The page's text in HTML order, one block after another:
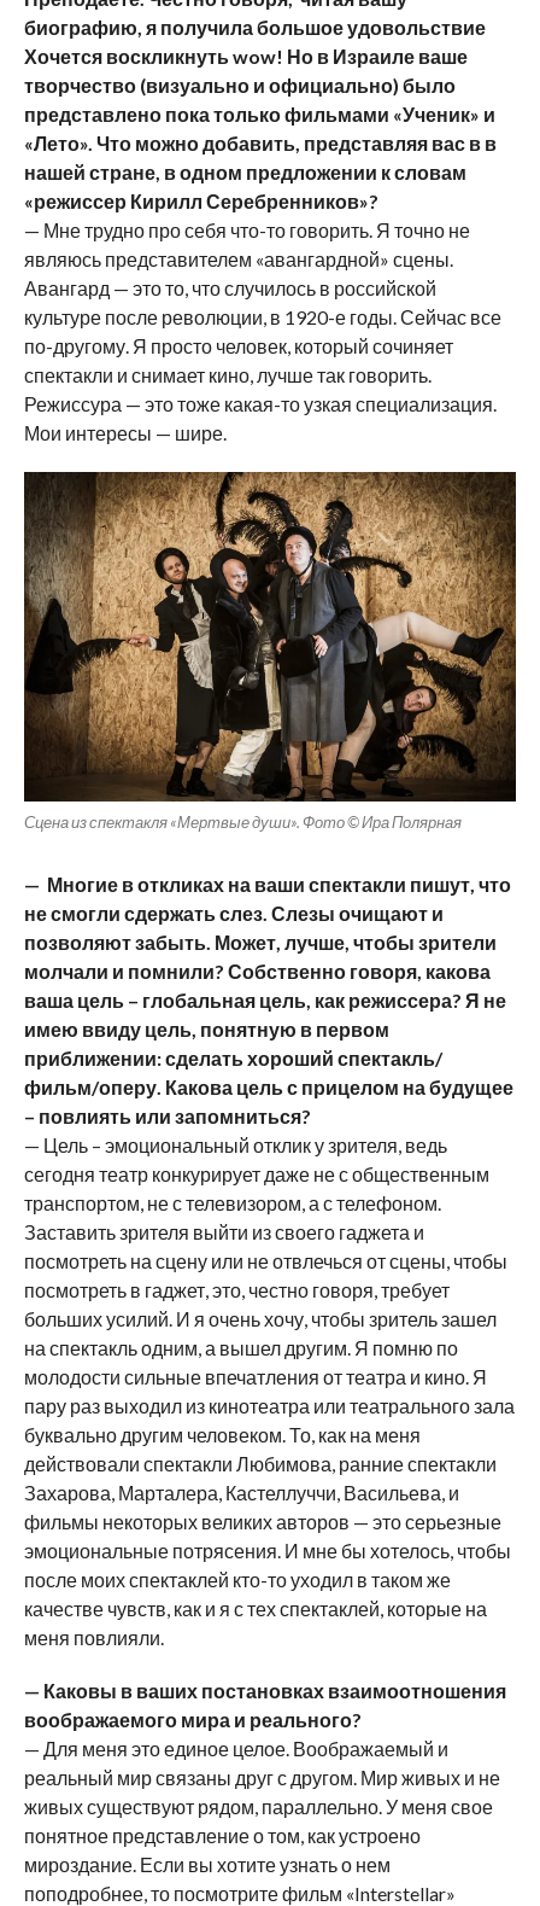
биографию, я получила большое удовольствие
Хочется воскликнутьwow! Но в Израиле ваше
творчество (визуально и официально) было
представлено пока только фильмами «Ученик» и
«Лето». Что можно добавить, представляя вас в в
нашей стране, в одном предложении к словам
«режиссер Кирилл Серебренников»?
— Мне трудно про себя что-то говорить. Я точно не
являюсь представителем «авангардной» сцены.
Авангард — это то, что случилось в российской
культуре после революции, в 1920-е годы. Сейчас все
по-другому. Я просто человек, который сочиняет
спектакли и снимает кино, лучше так говорить.
Режиссура — это тоже какая-то узкая специализация.
Мои интересы — шире.
Сцена из спектакля «Мертвые души». Фото © Ира Полярная
— Многие в откликах на ваши спектакли пишут, что
не смогли сдержать слез. Слезы очищают и
позволяют забыть. Может, лучше, чтобы зрители
молчали и помнили? Собственно говоря, какова
ваша цель – глобальная цель, как режиссера? Я не
имею ввиду цель, понятную в первом
приближении: сделать хороший спектакль/
фильм/оперу. Какова цель с прицелом на будущее
– повлиять или запомниться?
— Цель – эмоциональный отклик у зрителя, ведь
сегодня театр конкурирует даже не с общественным
транспортом, не с телевизором, а с телефоном.
Заставить зрителя выйти из своего гаджета и
посмотреть на сцену или не отвлечься от сцены, чтобы
посмотреть в гаджет, это, честно говоря, требует
больших усилий. И я очень хочу, чтобы зритель зашел
на спектакль одним, а вышел другим. Я помню по
молодости сильные впечатления от театра и кино. Я
пару раз выходил из кинотеатра или театрального зала
буквально другим человеком. То, как на меня
действовали спектакли Любимова, ранние спектакли
Захарова, Марталера, Кастеллуччи, Васильева, и
фильмы некоторых великих авторов — это серьезные
эмоциональные потрясения. И мне бы хотелось, чтобы
после моих спектаклей кто-то уходил в таком же
качестве чувств, как и я с тех спектаклей, которые на
меня повлияли.
— Каковы в ваших постановках взаимоотношения
воображаемого мира и реального?
— Для меня это единое целое. Воображаемый и
реальный мир связаны друг с другом. Мир живых и не
живых существуют рядом, параллельно. У меня свое
понятное представление о том, как устроено
мироздание. Если вы хотите узнать о нем
поподробнее, то посмотрите фильм «Interstellar»